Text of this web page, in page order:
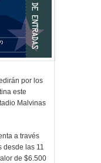
por los
este
Malvinas
a través
las 11
de $6.500